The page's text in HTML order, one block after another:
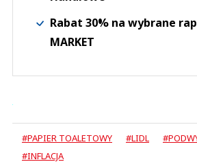
Rabat 30% na wybrane
MARKET
#PAPIER TOALETOWY #LIDL
#INFLACJA